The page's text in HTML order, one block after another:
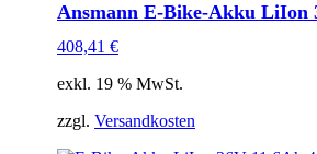
Ansmann E-Bike-Akku LiIon
408,41 €
exkl. 19 % MwSt.
zzgl. Versandkosten